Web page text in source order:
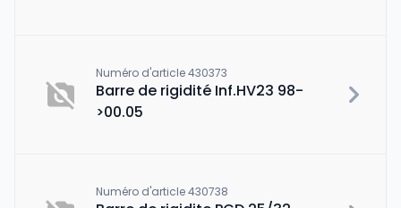
Numéro d'article 430373
Barre de rigidité Inf.HV23 98-
>00.05
Numéro d'article 430738